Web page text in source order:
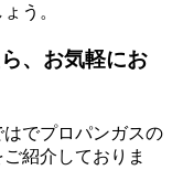
う。
、お気軽にお
でプロパンガスの
紹介しておりま